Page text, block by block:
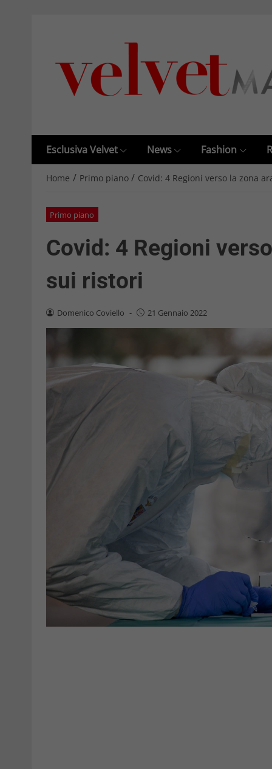
Esclusiva Velvet News Fashion
Home / Primo piano / Covid: 4 Regioni verso la zona
Primo piano
Covid: 4 Regioni
sui ristori
Domenico Coviello - 21 Gennaio 2022